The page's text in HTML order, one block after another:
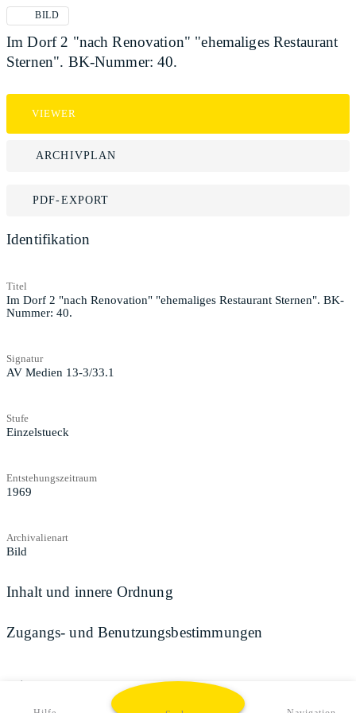
BILD
Im Dorf 2 "nach Renovation" "ehemaliges Restaurant
Sternen". BK-Nummer: 40.
VIEWER
ARCHIVPLAN
PDF-EXPORT
Identifikation
Titel
Im Dorf 2 "nach Renovation" "ehemaliges Restaurant Sternen". BK-
Nummer: 40.
Signatur
AV Medien 13-3/33.1
Stufe
Einzelstueck
Entstehungszeitraum
1969
Archivalienart
Bild
Inhalt und innere Ordnung
Zugangs- und Benutzungsbestimmungen
Teilen